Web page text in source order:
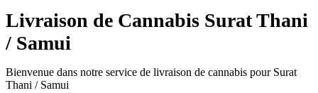
Livraison de Cannabis Surat Thani
/ Samui
Bienvenue dans notre service de livraison de cannabis pour Surat
Thani / Samui